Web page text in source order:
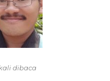
dibaca